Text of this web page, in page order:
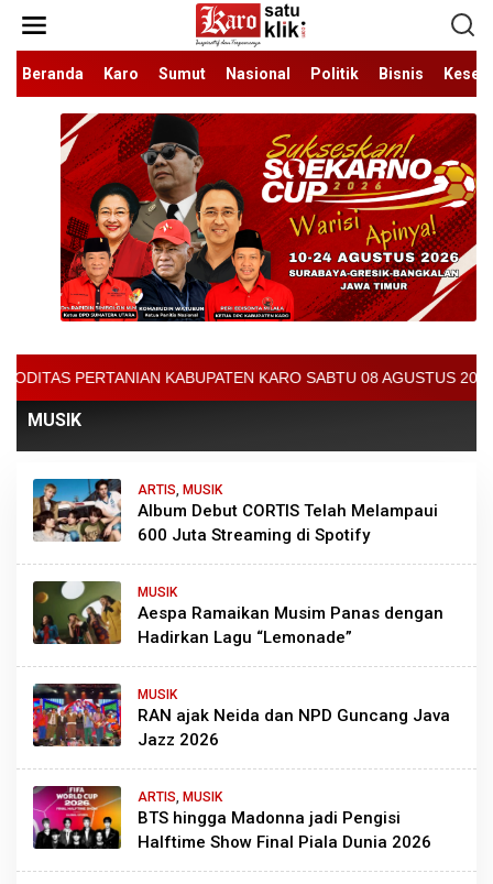
konten
Beranda
Karo Sumut Nasional Politik Bisnis
KABUPATEN KARO SABTU 08 AGUSTUS 2026 - ARCIS
MUSIK
ARTIS MUSIK
Album Debut CORTIS Telah Melampaui
600 Juta Streaming di Spotify
MUSIK
Aespa Ramaikan Musim Panas dengan
Hadirkan Lagu “Lemonade”
MUSIK
RAN ajak Neida dan NPD Guncang Java
Jazz 2026
ARTIS MUSIK
BTS hingga Madonna jadi Pengisi
Halftime Show Final Piala Dunia 2026